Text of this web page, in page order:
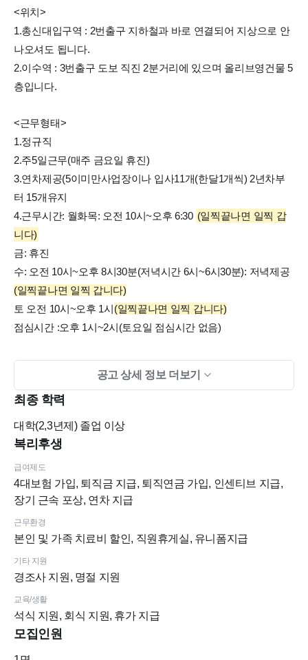
<위치>
1.총신대입구역 : 2번출구 지하철과 바로 연결되어 지상으로 안
나오셔도 됩니다.
2.이수역 : 3번출구 도보 직진 2분거리에 있으며 올리브영건물 5
층입니다.
<근무형태>
1.정규직
2.주5일근무(매주 금요일 휴진)
3.연차제공(5이미만사업장이나 입사11개(한달1개씩) 2년차부
터 15개유지
4.근무시간: 월화목: 오전 10시~오후 6:30 (일찍끝나면 일찍 갑
니다)
금: 휴진
수: 오전 10시~오후 8시30분(저녁시간 6시~6시30분): 저녁제공
(일찍끝나면 일찍 갑니다)
토 오전 10시~오후 1시(일찍끝나면 일찍 갑니다)
점심시간 :오후 1시~2시(토요일 점심시간 없음)
7.급여조건: 면접 후 결정
*7/27~8/1 하계휴가 기간입니다.*
*치크루팅으로 이력서,자기소개서 접수 부탁드려요. 확인 후 개
별 연락 드리겠습니다.
공고 상세 정보 더보기
최종 학력
대학(2,3년제)졸업 이상
복리후생
급여제도
4대보험 가입, 퇴직금 지급, 퇴직연금 가입, 인센티브 지급,
장기 근속 포상, 연차 지급
근무환경
본인 및 가족 치료비 할인, 직원휴게실, 유니폼지급
기타 지원
경조사 지원, 명절 지원
교육/생활
석식 지원, 회식 지원, 휴가 지급
모집인원